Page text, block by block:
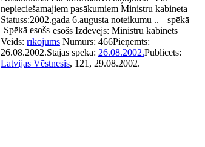
nepieciešamajiem pasākumiem Ministru kabineta
2002.gada 6.augusta noteikumu ..
Statuss:
Spēkā esošs
spēkā
esošs Izdevējs: Ministru kabinets
Veids: rīkojums Numurs: 466Pieņemts:
26.08.2002.Stājas spēkā: 26.08.2002.Publicēts:
Latvijas Vēstnesis, 121, 29.08.2002.